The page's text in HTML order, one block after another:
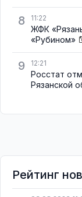
8 11:22
ЖФК
«Рубином»
9 12:21
Росстат
Рязанской
Рейтинг